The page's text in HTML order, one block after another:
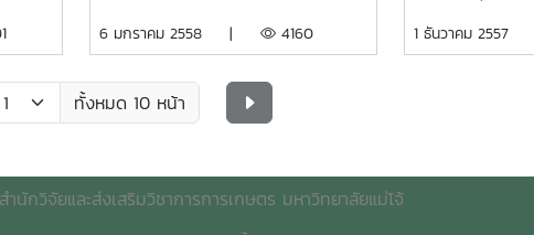
ดย
/
ม่โจ้
การเพื่อบรรเทาภาวะแห้งแล้งและภาวะ
มิ่งธิพล รายงานผลการวิจัย
มหาวิทยาลัยแม่โจ้ 204 หน้า. เลข
Tha Integrated Watershed
and food
เทคนิค
แห่ง
ยี
หม่
แม่โจ้ดาวน์โหลดรายงานฉบับ
Textดาวน์โหลดรายการหนังสือใหม่
Download New Item
Rubber Wood
ทางการตลาดระ
ใบ
วิจัย
เรียก
โน้มต้นต่อการแสดงออกเพศดอกของ
ทนต์ รายงานผลการวิจัยมหาวิทยาลัย
แม่โจ้ 20 หน้า. เลขเรียกหนังสือ
Environmental Factors, Soil
Moisture Content, Leaf Nitrogen
Content, and Bending on Sex
6 มกราคม 2558 | 4160
พงษ์ รายง
Fertilizers.
1 ธันวาคม
ทั้งหมด 10 หน้า
นักวิจัยและส่งเสริมวิชาการการเกษตร มหาวิทยาลัยแม่โจ้